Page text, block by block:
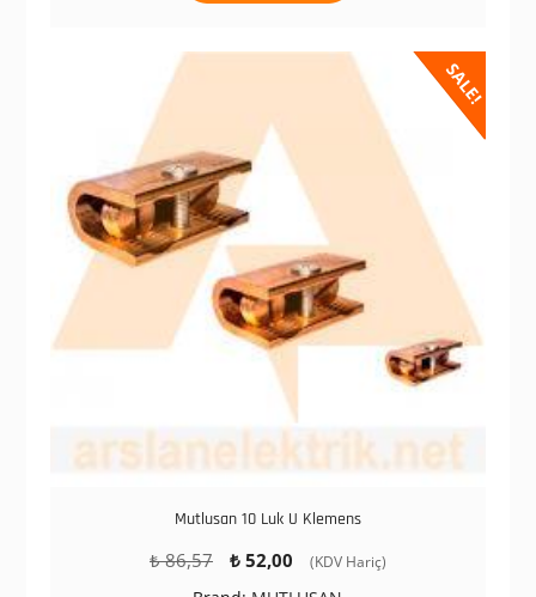
SALE!
Mutlusan 10 Luk U Klemens
₺86,57
Orijinal
fiyat:
₺52,00
Şu
(KDV Hariç)